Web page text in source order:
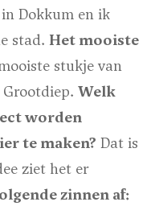
Dokkum en ik
stad. Het mooiste
stukje van
Welk
worden
te maken? Dat is
ziet het er
zinnen af: